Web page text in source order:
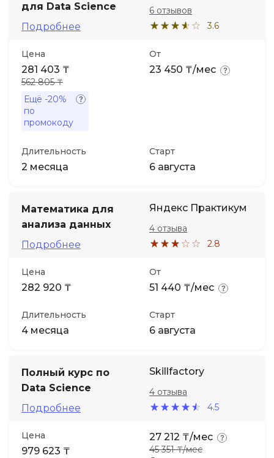
для Data Science
Подробнее
3.6
6 отзывов
Цена
281 403 ₸
562 805 ₸
Ещё -20%
по
промокоду
От
23 450 ₸/мес
Длительность
2 месяца
Старт
6 августа
Математика для
анализа данных
Подробнее
Яндекс Практикум
2.8
4 отзыва
Цена
282 920 ₸
От
51 440 ₸/мес
Длительность
4 месяца
Старт
6 августа
Полный курс по
Data Science
Подробнее
Skillfactory
4.5
4 отзыва
Цена
979 623 ₸
27 212 ₸/мес
45 351 ₸/мес